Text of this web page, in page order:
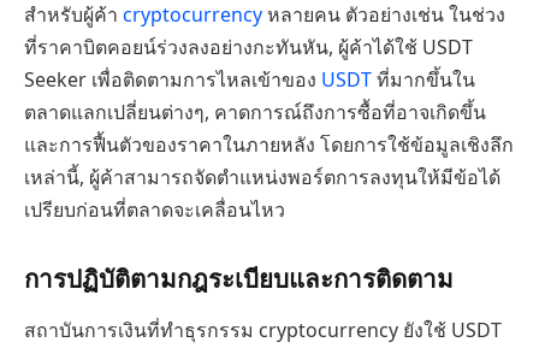
สำหรับผู้ค้า cryptocurrencyหลายคน ตัวอย่างเช่น ในช่วง
ที่ราคาบิตคอยน์ร่วงลงอย่างกะทันหัน, ผู้ค้าได้ใช้ USDT
Seeker เพื่อติดตามการไหลเข้าของ USDTที่มากขึ้นใน
ตลาดแลกเปลี่ยนต่างๆ, คาดการณ์ถึงการซื้อที่อาจเกิดขึ้น
และการฟื้นตัวของราคาในภายหลัง โดยการใช้ข้อมูลเชิงลึก
เหล่านี้, ผู้ค้าสามารถจัดตำแหน่งพอร์ตการลงทุนให้มีข้อได้
เปรียบก่อนที่ตลาดจะเคลื่อนไหว
การปฏิบัติตามกฎระเบียบและการติดตาม
สถาบันการเงินที่ทำธุรกรรม cryptocurrency ยังใช้ USDT